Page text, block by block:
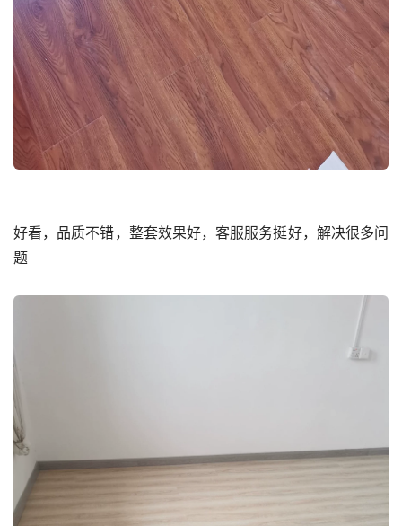
好看，品质不错，整套效果好，客服服务挺好，解决很多问
题